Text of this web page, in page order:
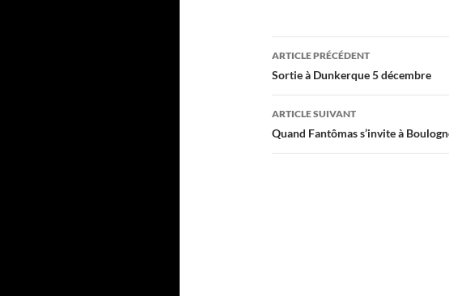
Navigation
des
articles
ARTICLE PRÉCÉDENT
Sortie à Dunkerque 5 décembre
ARTICLE SUIVANT
Quand Fantômas s’invite à